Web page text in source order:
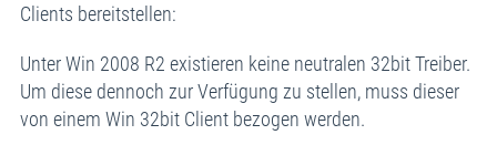
Clients bereitstellen:
Unter Win 2008 R2 existieren keine neutralen 32bit Treiber.
Um diese dennoch zur Verfügung zu stellen, muss dieser
von einem Win 32bit Client bezogen werden.